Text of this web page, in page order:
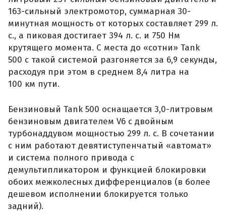
163-сильный электромотор, суммарная 30-
минутная мощность от которых составляет 299 л.
с., а пиковая достигает 394 л. с. и 750 Нм
крутящего момента. С места до «сотни» Tank
500 с такой системой разгоняется за 6,9 секунды,
расходуя при этом в среднем 8,4 литра на
100 км пути.
Бензиновый Tank 500 оснащается 3,0-литровым
бензиновым двигателем V6 с двойным
турбонаддувом мощностью 299 л. с. В сочетании
с ним работают девятиступенчатый «автомат»
и система полного привода с
демультипликатором и функцией блокировки
обоих межколесных дифференциалов (в более
дешевом исполнении блокируется только
задний).